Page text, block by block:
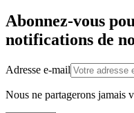
Abonnez-vous
notifications de
Adresse e-mail
Nous ne partagerons jamais